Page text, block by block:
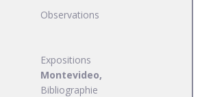
Observations
Expositions
Montevideo,
Bibliographie